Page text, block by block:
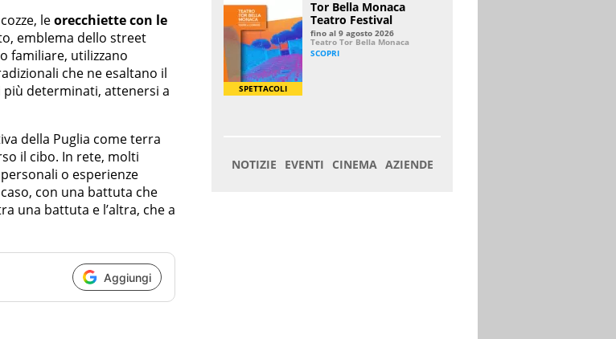
leorecchiette con le
emblema dello street
familiare, utilizzano
che ne esaltano il
determinati, attenersi a
della Puglia come terra
il cibo. In rete, molti
o esperienze
con una battuta che
una battuta e l’altra, che a
Aggiungi